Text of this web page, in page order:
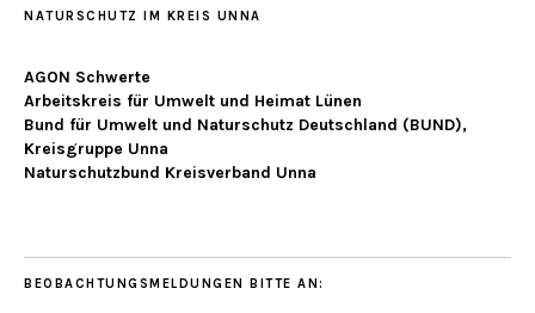
NATURSCHUTZ IM KREIS UNNA
AGON Schwerte
Arbeitskreis für Umwelt und Heimat Lünen
Bund für Umwelt und Naturschutz Deutschland (BUND),
Kreisgruppe Unna
Naturschutzbund Kreisverband Unna
BEOBACHTUNGSMELDUNGEN BITTE AN: